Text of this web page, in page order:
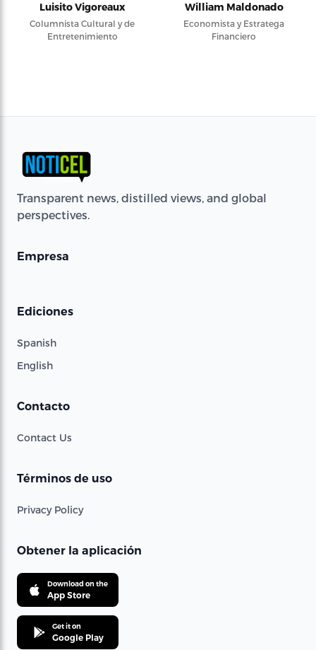
Luisito Vigoreaux
Columnista Cultural y de
Entretenimiento
William Maldonado
Economista y Estratega
Financiero
Transparent news, distilled views, and global
perspectives.
Empresa
Ediciones
Spanish
English
Contacto
Contact Us
Términos de uso
Privacy Policy
Obtener la aplicación
Download on the
App Store
Get it on
Google Play